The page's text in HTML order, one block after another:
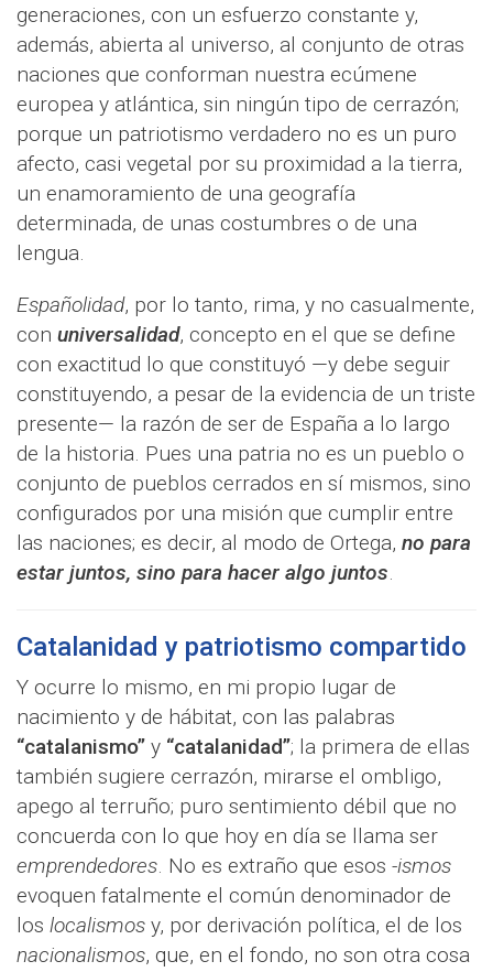
generaciones, con un esfuerzo constante y,
además, abierta al universo, al conjunto de otras
naciones que conforman nuestra ecúmene
europea y atlántica, sin ningún tipo de cerrazón;
porque un patriotismo verdadero no es un puro
afecto, casi vegetal por su proximidad a la tierra,
un enamoramiento de una geografía
determinada, de unas costumbres o de una
lengua.
Españolidad, por lo tanto, rima, y no casualmente,
con universalidad, concepto en el que se define
con exactitud lo que constituyó —y debe seguir
constituyendo, a pesar de la evidencia de un triste
presente— la razón de ser de España a lo largo
de la historia. Pues una patria no es un pueblo o
conjunto de pueblos cerrados en sí mismos, sino
configurados por una misión que cumplir entre
las naciones; es decir, al modo de Ortega, no para
estar juntos, sino para hacer algo juntos.
Catalanidad y patriotismo compartido
Y ocurre lo mismo, en mi propio lugar de
nacimiento y de hábitat, con las palabras
“catalanismo” y “catalanidad”; la primera de ellas
también sugiere cerrazón, mirarse el ombligo,
apego al terruño; puro sentimiento débil que no
concuerda con lo que hoy en día se llama ser
emprendedores. No es extraño que esos -ismos
evoquen fatalmente el común denominador de
los localismos y, por derivación política, el de los
nacionalismos, que, en el fondo, no son otra cosa